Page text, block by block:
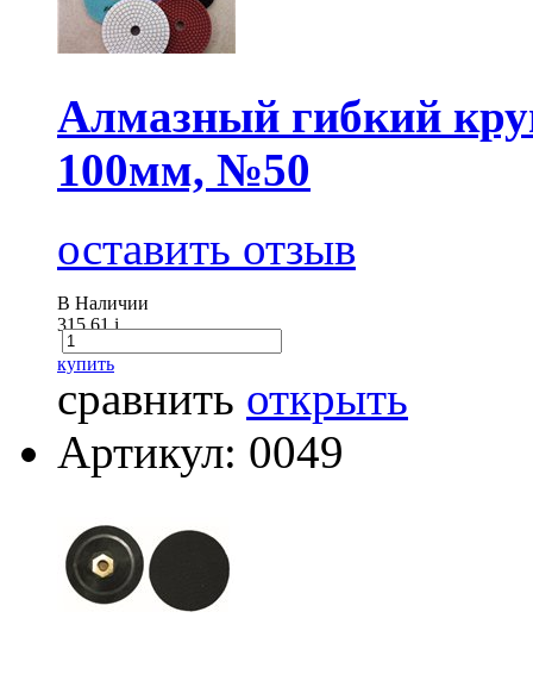
Алмазный гибкий
100мм, №50
оставить отзыв
В Наличии
315.61i
купить
сравнить открыть
Артикул: 0049